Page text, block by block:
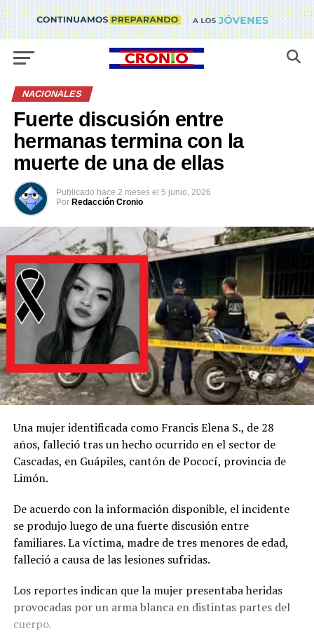
NACIONALES
Fuerte discusión entre
hermanas termina con la
muerte de una de ellas
Publicado hace 2 meses el 5 junio, 2026
Por Redacción Cronio
Una mujer identificada como Francis Elena S., de 28
años, falleció tras un hecho ocurrido en el sector de
Cascadas, en Guápiles, cantón de Pococí, provincia de
Limón.
De acuerdo con la información disponible, el incidente
se produjo luego de una fuerte discusión entre
familiares. La víctima, madre de tres menores de edad,
falleció a causa de las lesiones sufridas.
Los reportes indican que la mujer presentaba heridas
provocadas por un arma blanca en distintas partes del
cuerpo.